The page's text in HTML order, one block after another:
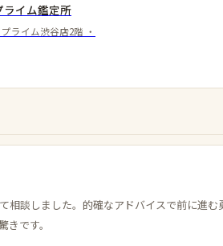
ライム鑑定所
ライム渋谷店2階 ・
相談しました。的確なアドバイスで前に進
きです。